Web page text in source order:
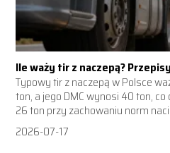
Ile waży tir z naczepą?
Typowy tir z naczepą w Polsce
ton, a jego DMC wynosi 40 ton,
26 ton przy zachowaniu norm
2026-07-17